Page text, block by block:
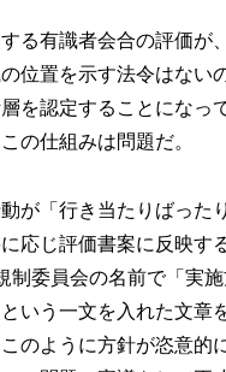
る有識者会合の評価が
位置を示す法令はない
を認定することになっ
の仕組みは問題だ。
が「行き当たりばった
応じ評価書案に反映す
制委員会の名前で「実
いう一文を入れた文章
のように方針が恣意的